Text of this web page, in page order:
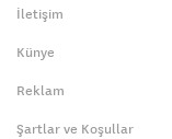
İletişim
Künye
Reklam
Şartlar ve Koşullar